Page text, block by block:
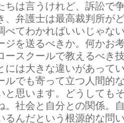
ちは言うけれど、訴訟で
、弁護士は最高裁判所が
べてわかればいいじゃな
ジを送るべきか。何かお
ースクールで教えるべき
には大きな違いがあって
ルでも寄って立つ人間的
と思います。どうしても
。社会と自分との関係。
るんだという根源的な問